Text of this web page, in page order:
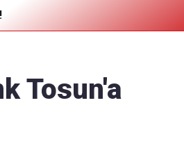
göndermek içintıklayın
Tosun'a